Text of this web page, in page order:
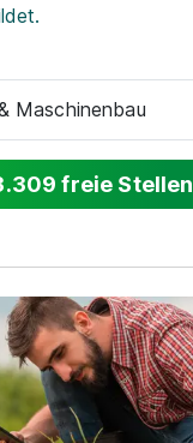
Maschinenbau
freie Stellen